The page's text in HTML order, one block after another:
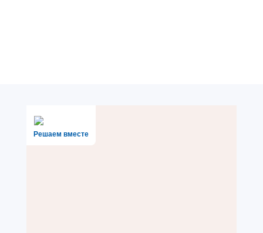
Решаем вместе